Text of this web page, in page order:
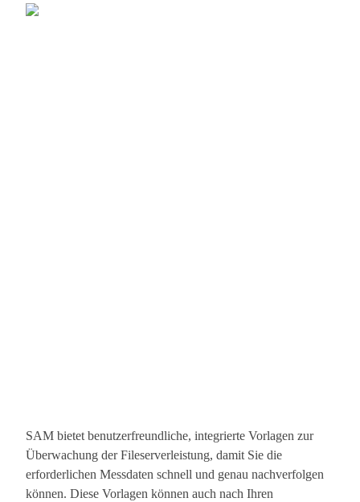
SAM bietet benutzerfreundliche, integrierte Vorlagen zur
Überwachung der Fileserverleistung, damit Sie die
erforderlichen Messdaten schnell und genau nachverfolgen
können. Diese Vorlagen können auch nach Ihren